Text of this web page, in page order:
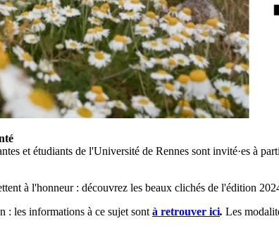
et étudiants de l'Université de Rennes sont invité·es à
à l'honneur : découvrez les beaux clichés de l'édition
: les informations à ce sujet sont à retrouver ici. Les